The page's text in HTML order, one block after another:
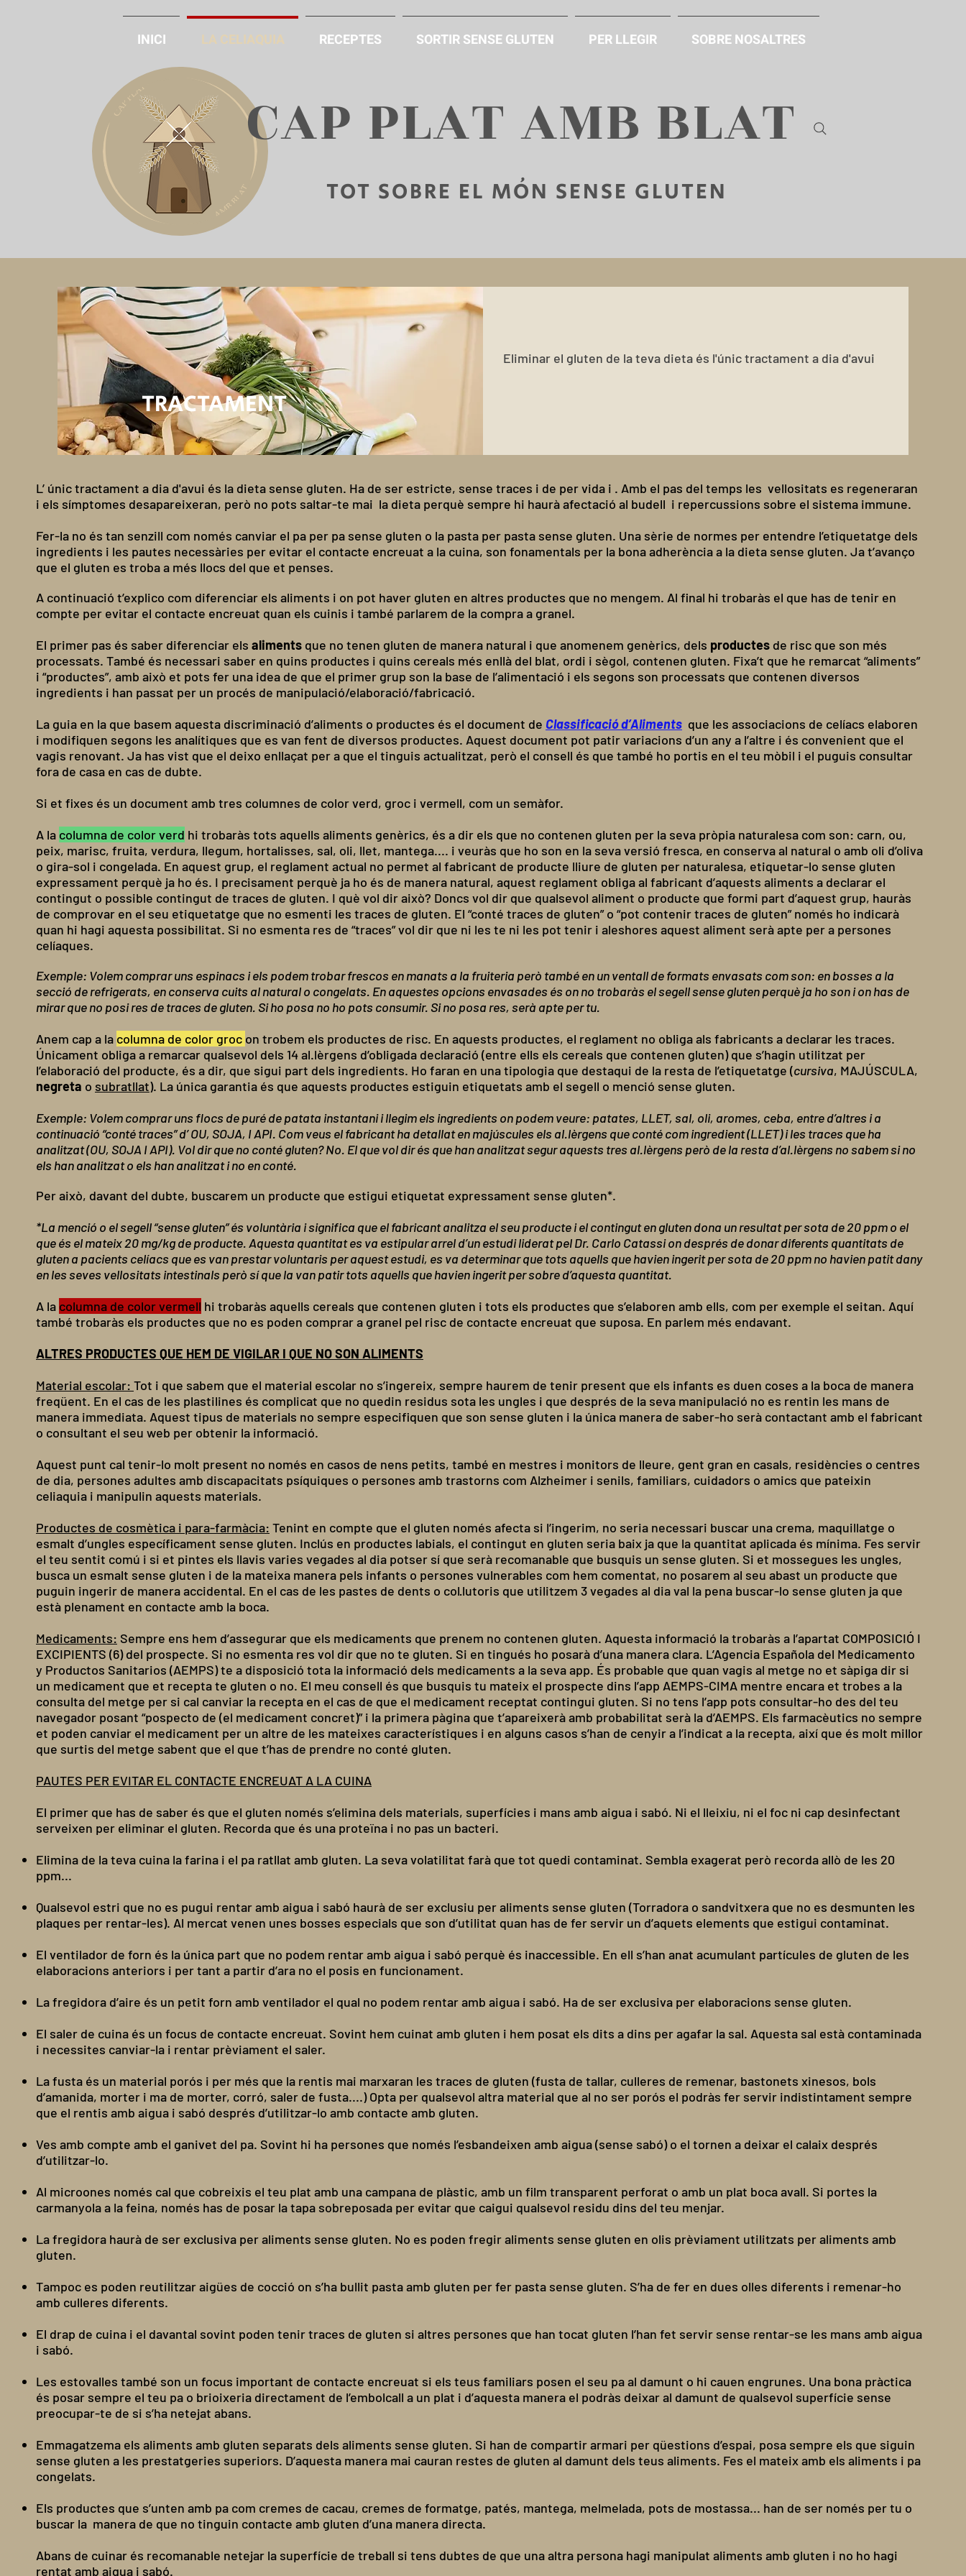
INICI LA CELIAQUIA RECEPTES SORTIR SENSE GLUTEN PER LLEGIR SOBRE NOSALTRES
​CAP PLAT AMB BLAT
TOT SOBRE EL MÓN SENSE GLUTEN
TRACTAMENT
Eliminar el gluten de la teva dieta és l'únic tractament a dia d'avui
L’ únic tractament a dia d'avui és la dieta sense gluten. Ha de ser estricte, sense traces i de per vida i . Amb el pas del temps les vellositats es regeneraran
i els símptomes desapareixeran, però no pots saltar-te mai la dieta perquè sempre hi haurà afectació al budell i repercussions sobre el sistema immune.
Fer-la no és tan senzill com només canviar el pa per pa sense gluten o la pasta per pasta sense gluten. Una sèrie de normes per entendre l’etiquetatge dels
ingredients i les pautes necessàries per evitar el contacte encreuat a la cuina, son fonamentals per la bona adherència a la dieta sense gluten. Ja t’avanço
que el gluten es troba a més llocs del que et penses.
A continuació t’explico com diferenciar els aliments i on pot haver gluten en altres productes que no mengem. Al final hi trobaràs el que has de tenir en
compte per evitar el contacte encreuat quan els cuinis i també parlarem de la compra a granel.
El primer pas és saber diferenciar els aliments que no tenen gluten de manera natural i que anomenem genèrics, dels productes de risc que son més
processats. També és necessari saber en quins productes i quins cereals més enllà del blat, ordi i sègol, contenen gluten. Fixa’t que he remarcat “aliments”
i “productes”, amb això et pots fer una idea de que el primer grup son la base de l’alimentació i els segons son processats que contenen diversos
ingredients i han passat per un procés de manipulació/elaboració/fabricació.
La guia en la que basem aquesta discriminació d’aliments o productes és el document de Classificació d’Aliments que les associacions de celíacs elaboren
i modifiquen segons les analítiques que es van fent de diversos productes. Aquest document pot patir variacions d’un any a l’altre i és convenient que el
vagis renovant. Ja has vist que el deixo enllaçat per a que el tinguis actualitzat, però el consell és que també ho portis en el teu mòbil i el puguis consultar
fora de casa en cas de dubte.
Si et fixes és un document amb tres columnes de color verd, groc i vermell, com un semàfor.
A la columna de color verd hi trobaràs tots aquells aliments genèrics, és a dir els que no contenen gluten per la seva pròpia naturalesa com son: carn, ou,
peix, marisc, fruita, verdura, llegum, hortalisses, sal, oli, llet, mantega.... i veuràs que ho son en la seva versió fresca, en conserva al natural o amb oli d’oliva
o gira-sol i congelada. En aquest grup, el reglament actual no permet al fabricant de producte lliure de gluten per naturalesa, etiquetar-lo sense gluten
expressament perquè ja ho és. I precisament perquè ja ho és de manera natural, aquest reglament obliga al fabricant d’aquests aliments a declarar el
contingut o possible contingut de traces de gluten. I què vol dir això? Doncs vol dir que qualsevol aliment o producte que formi part d’aquest grup, hauràs
de comprovar en el seu etiquetatge que no esmenti les traces de gluten. El “conté traces de gluten” o “pot contenir traces de gluten” només ho indicarà
quan hi hagi aquesta possibilitat. Si no esmenta res de “traces” vol dir que ni les te ni les pot tenir i aleshores aquest aliment serà apte per a persones
celíaques.
Exemple: Volem comprar uns espinacs i els podem trobar frescos en manats a la fruiteria però també en un ventall de formats envasats com son: en bosses a la
secció de refrigerats, en conserva cuits al natural o congelats. En aquestes opcions envasades és on no trobaràs el segell sense gluten perquè ja ho son i on has de
mirar que no posi res de traces de gluten. Si ho posa no ho pots consumir. Si no posa res, serà apte per tu.
Anem cap a la columna de color groc on trobem els productes de risc. En aquests productes, el reglament no obliga als fabricants a declarar les traces.
Únicament obliga a remarcar qualsevol dels 14 al.lèrgens d’obligada declaració (entre ells els cereals que contenen gluten) que s’hagin utilitzat per
l’elaboració del producte, és a dir, que sigui part dels ingredients. Ho faran en una tipologia que destaqui de la resta de l’etiquetatge (cursiva, MAJÚSCULA,
negreta o subratllat). La única garantia és que aquests productes estiguin etiquetats amb el segell o menció sense gluten.
Exemple: Volem comprar uns flocs de puré de patata instantani i llegim els ingredients on podem veure: patates, LLET, sal, oli, aromes, ceba, entre d’altres i a
continuació “conté traces” d’ OU, SOJA, I API. Com veus el fabricant ha detallat en majúscules els al.lèrgens que conté com ingredient (LLET) i les traces que ha
analitzat (OU, SOJA I API). Vol dir que no conté gluten? No. El que vol dir és que han analitzat segur aquests tres al.lèrgens però de la resta d’al.lèrgens no sabem si no
els han analitzat o els han analitzat i no en conté.
Per això, davant del dubte, buscarem un producte que estigui etiquetat expressament sense gluten*.
*La menció o el segell “sense gluten” és voluntària i significa que el fabricant analitza el seu producte i el contingut en gluten dona un resultat per sota de 20 ppm o el
que és el mateix 20 mg/kg de producte. Aquesta quantitat es va estipular arrel d’un estudi liderat pel Dr. Carlo Catassi on després de donar diferents quantitats de
gluten a pacients celíacs que es van prestar voluntaris per aquest estudi, es va determinar que tots aquells que havien ingerit per sota de 20 ppm no havien patit dany
en les seves vellositats intestinals però sí que la van patir tots aquells que havien ingerit per sobre d’aquesta quantitat.
A la columna de color vermell hi trobaràs aquells cereals que contenen gluten i tots els productes que s’elaboren amb ells, com per exemple el seitan. Aquí
també trobaràs els productes que no es poden comprar a granel pel risc de contacte encreuat que suposa. En parlem més endavant.
ALTRES PRODUCTES QUE HEM DE VIGILAR I QUE NO SON ALIMENTS
Material escolar: Tot i que sabem que el material escolar no s’ingereix, sempre haurem de tenir present que els infants es duen coses a la boca de manera
freqüent. En el cas de les plastilines és complicat que no quedin residus sota les ungles i que després de la seva manipulació no es rentin les mans de
manera immediata. Aquest tipus de materials no sempre especifiquen que son sense gluten i la única manera de saber-ho serà contactant amb el fabricant
o consultant el seu web per obtenir la informació.
Aquest punt cal tenir-lo molt present no només en casos de nens petits, també en mestres i monitors de lleure, gent gran en casals, residències o centres
de dia, persones adultes amb discapacitats psíquiques o persones amb trastorns com Alzheimer i senils, familiars, cuidadors o amics que pateixin
celiaquia i manipulin aquests materials.
Productes de cosmètica i para-farmàcia: Tenint en compte que el gluten només afecta si l’ingerim, no seria necessari buscar una crema, maquillatge o
esmalt d’ungles específicament sense gluten. Inclús en productes labials, el contingut en gluten seria baix ja que la quantitat aplicada és mínima. Fes servir
el teu sentit comú i si et pintes els llavis varies vegades al dia potser sí que serà recomanable que busquis un sense gluten. Si et mossegues les ungles,
busca un esmalt sense gluten i de la mateixa manera pels infants o persones vulnerables com hem comentat, no posarem al seu abast un producte que
puguin ingerir de manera accidental. En el cas de les pastes de dents o col·lutoris que utilitzem 3 vegades al dia val la pena buscar-lo sense gluten ja que
està plenament en contacte amb la boca.
Medicaments: Sempre ens hem d’assegurar que els medicaments que prenem no contenen gluten. Aquesta informació la trobaràs a l’apartat COMPOSICIÓ I
EXCIPIENTS (6) del prospecte. Si no esmenta res vol dir que no te gluten. Si en tingués ho posarà d’una manera clara. L’Agencia Española del Medicamento
y Productos Sanitarios (AEMPS) te a disposició tota la informació dels medicaments a la seva app. És probable que quan vagis al metge no et sàpiga dir si
un medicament que et recepta te gluten o no. El meu consell és que busquis tu mateix el prospecte dins l’app AEMPS-CIMA mentre encara et trobes a la
consulta del metge per si cal canviar la recepta en el cas de que el medicament receptat contingui gluten. Si no tens l’app pots consultar-ho des del teu
navegador posant “pospecto de (el medicament concret)” i la primera pàgina que t’apareixerà amb probabilitat serà la d’AEMPS. Els farmacèutics no sempre
et poden canviar el medicament per un altre de les mateixes característiques i en alguns casos s’han de cenyir a l’indicat a la recepta, així que és molt millor
que surtis del metge sabent que el que t’has de prendre no conté gluten.
PAUTES PER EVITAR EL CONTACTE ENCREUAT A LA CUINA
El primer que has de saber és que el gluten només s’elimina dels materials, superfícies i mans amb aigua i sabó. Ni el lleixiu, ni el foc ni cap desinfectant
serveixen per eliminar el gluten. Recorda que és una proteïna i no pas un bacteri.
Elimina de la teva cuina la farina i el pa ratllat amb gluten. La seva volatilitat farà que tot quedi contaminat. Sembla exagerat però recorda allò de les 20
ppm...
Qualsevol estri que no es pugui rentar amb aigua i sabó haurà de ser exclusiu per aliments sense gluten (Torradora o sandvitxera que no es desmunten les
plaques per rentar-les). Al mercat venen unes bosses especials que son d’utilitat quan has de fer servir un d’aquets elements que estigui contaminat.
El ventilador de forn és la única part que no podem rentar amb aigua i sabó perquè és inaccessible. En ell s’han anat acumulant partícules de gluten de les
elaboracions anteriors i per tant a partir d’ara no el posis en funcionament.
La fregidora d’aire és un petit forn amb ventilador el qual no podem rentar amb aigua i sabó. Ha de ser exclusiva per elaboracions sense gluten.
El saler de cuina és un focus de contacte encreuat. Sovint hem cuinat amb gluten i hem posat els dits a dins per agafar la sal. Aquesta sal està contaminada
i necessites canviar-la i rentar prèviament el saler.
La fusta és un material porós i per més que la rentis mai marxaran les traces de gluten (fusta de tallar, culleres de remenar, bastonets xinesos, bols
d’amanida, morter i ma de morter, corró, saler de fusta....) Opta per qualsevol altra material que al no ser porós el podràs fer servir indistintament sempre
que el rentis amb aigua i sabó després d’utilitzar-lo amb contacte amb gluten.
Ves amb compte amb el ganivet del pa. Sovint hi ha persones que només l’esbandeixen amb aigua (sense sabó) o el tornen a deixar el calaix després
d’utilitzar-lo.
Al microones només cal que cobreixis el teu plat amb una campana de plàstic, amb un film transparent perforat o amb un plat boca avall. Si portes la
carmanyola a la feina, només has de posar la tapa sobreposada per evitar que caigui qualsevol residu dins del teu menjar.
La fregidora haurà de ser exclusiva per aliments sense gluten. No es poden fregir aliments sense gluten en olis prèviament utilitzats per aliments amb
gluten.
Tampoc es poden reutilitzar aigües de cocció on s’ha bullit pasta amb gluten per fer pasta sense gluten. S’ha de fer en dues olles diferents i remenar-ho
amb culleres diferents.
El drap de cuina i el davantal sovint poden tenir traces de gluten si altres persones que han tocat gluten l’han fet servir sense rentar-se les mans amb aigua
i sabó.
Les estovalles també son un focus important de contacte encreuat si els teus familiars posen el seu pa al damunt o hi cauen engrunes. Una bona pràctica
és posar sempre el teu pa o brioixeria directament de l’embolcall a un plat i d’aquesta manera el podràs deixar al damunt de qualsevol superfície sense
preocupar-te de si s’ha netejat abans.
Emmagatzema els aliments amb gluten separats dels aliments sense gluten. Si han de compartir armari per qüestions d’espai, posa sempre els que siguin
sense gluten a les prestatgeries superiors. D’aquesta manera mai cauran restes de gluten al damunt dels teus aliments. Fes el mateix amb els aliments i pa
congelats.
Els productes que s’unten amb pa com cremes de cacau, cremes de formatge, patés, mantega, melmelada, pots de mostassa... han de ser només per tu o
buscar la manera de que no tinguin contacte amb gluten d’una manera directa.
Abans de cuinar és recomanable netejar la superfície de treball si tens dubtes de que una altra persona hagi manipulat aliments amb gluten i no ho hagi
rentat amb aigua i sabó.